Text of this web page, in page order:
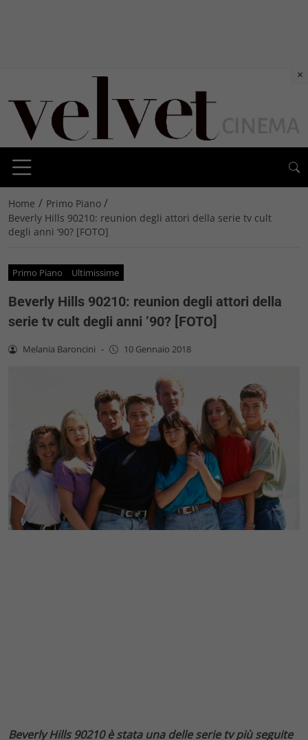
Home / Primo Piano /
Beverly Hills 90210: reunion degli attori della serie tv cult
degli anni ’90? [FOTO]
Primo Piano Ultimissime
Beverly Hills 90210: reunion degli attori della
serie tv cult degli anni ’90? [FOTO]
Melania Baroncini - 10 Gennaio 2018
Beverly Hills 90210 è stata una delle serie tv più seguite
×